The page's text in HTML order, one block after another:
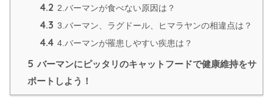
4.2 2.バーマンが食べない原因は？
4.3 3.バーマン、ラグドール、ヒマラヤンの相違点は？
4.4 4.バーマンが罹患しやすい疾患は？
5 バーマンにピッタリのキャットフードで健康維持をサ
ポートしよう！